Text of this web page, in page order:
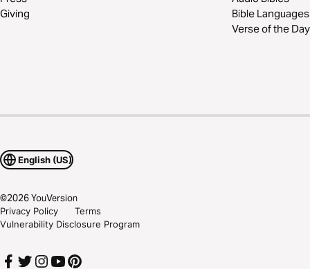
Giving
Bible Languages
Verse of the Day
English (US)
©2026YouVersion
Privacy Policy
Terms
Vulnerability Disclosure Program